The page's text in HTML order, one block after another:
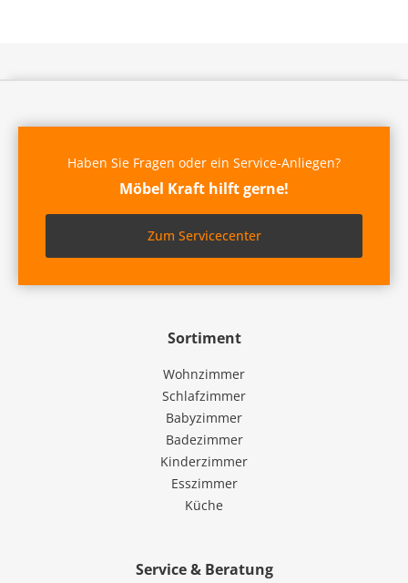
Sortiment
Wohnzimmer
Schlafzimmer
Babyzimmer
Badezimmer
Kinderzimmer
Esszimmer
Küche
Service & Beratung
Haben Sie Fragen oder ein Service-Anliegen?
Möbel Kraft hilft gerne!
Zum Servicecenter